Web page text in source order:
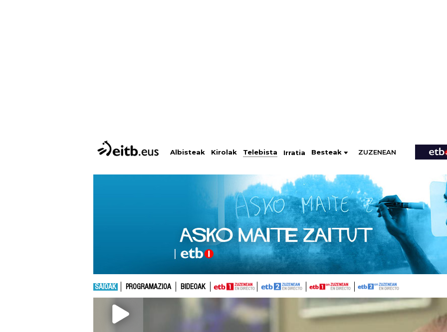
Albisteak Kirolak Telebista Irratia Besteak ZUZENEAN
SAIOAK PROGRAMAZIOA BIDEOAK